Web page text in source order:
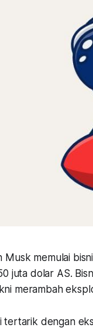
Musk memulai
juta dolar AS.
merambah
tertarik dengan